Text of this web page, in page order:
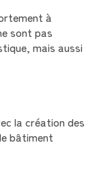
à
sont pas
mais aussi
la création des
bâtiment